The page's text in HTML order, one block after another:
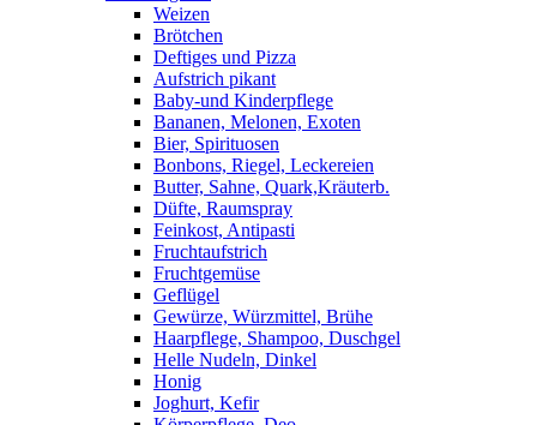
Weizen
Brötchen
Deftiges und Pizza
Aufstrich pikant
Baby-und Kinderpflege
Bananen, Melonen, Exoten
Bier, Spirituosen
Bonbons, Riegel, Leckereien
Butter, Sahne, Quark,Kräuterb.
Düfte, Raumspray
Feinkost, Antipasti
Fruchtaufstrich
Fruchtgemüse
Geflügel
Gewürze, Würzmittel, Brühe
Haarpflege, Shampoo, Duschgel
Helle Nudeln, Dinkel
Honig
Joghurt, Kefir